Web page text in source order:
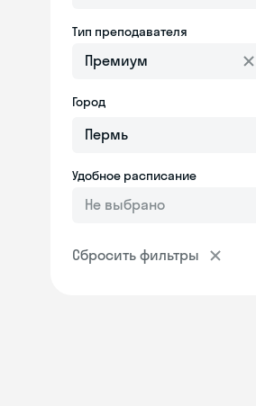
Тип преподавателя
Премиум
Город
Удобное расписание
Не выбрано
Сбросить фильтры